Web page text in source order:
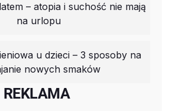
– atopia i suchość nie mają
na urlopu
u dzieci – 3 sposoby na
nowych smaków
REKLAMA